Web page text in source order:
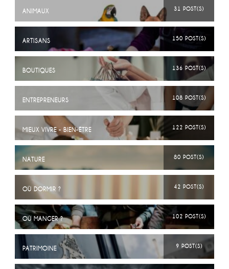
ANIMAUX 31 POST(S)
ARTISANS 150 POST(S)
BOUTIQUES 136 POST(S)
ENTREPRENEURS 108 POST(S)
MIEUX VIVRE - BIEN-ÊTRE 122 POST(S)
NATURE 80 POST(S)
OÙ DORMIR ? 42 POST(S)
OÙ MANGER ? 102 POST(S)
PATRIMOINE 9 POST(S)